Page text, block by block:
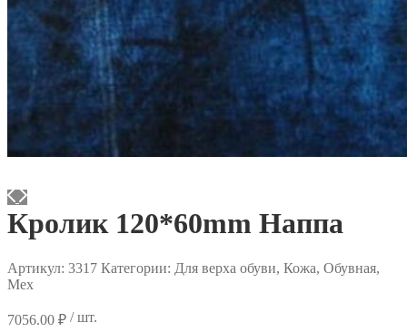
Кролик 120*60mm Наппа
Артикул: 3317 Категории: Для верха обуви, Кожа, Обувная,
Мех
7056.00 ₽ / шт.